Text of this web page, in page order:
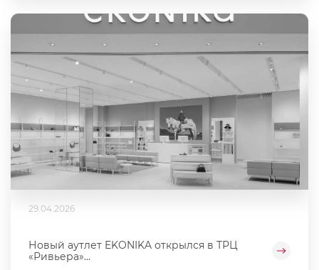
29.04.2026
Новый аутлет EKONIKA открылся в ТРЦ
«Ривьера»...